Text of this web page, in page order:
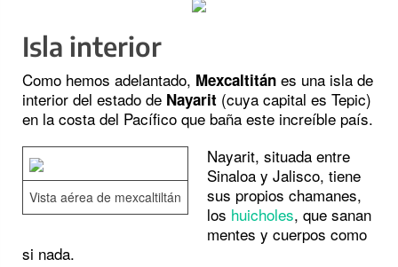
Isla interior
Como hemos adelantado, Mexcaltitán es una isla de
interior del estado de Nayarit (cuya capital es Tepic)
en la costa del Pacífico que baña este increíble país.
Vista aérea de mexcaltiltán
Nayarit, situada entre
Sinaloa y Jalisco, tiene
sus propios chamanes,
los huicholes, que sanan
mentes y cuerpos como
si nada.